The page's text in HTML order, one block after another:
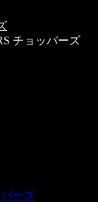
チョッパーズ